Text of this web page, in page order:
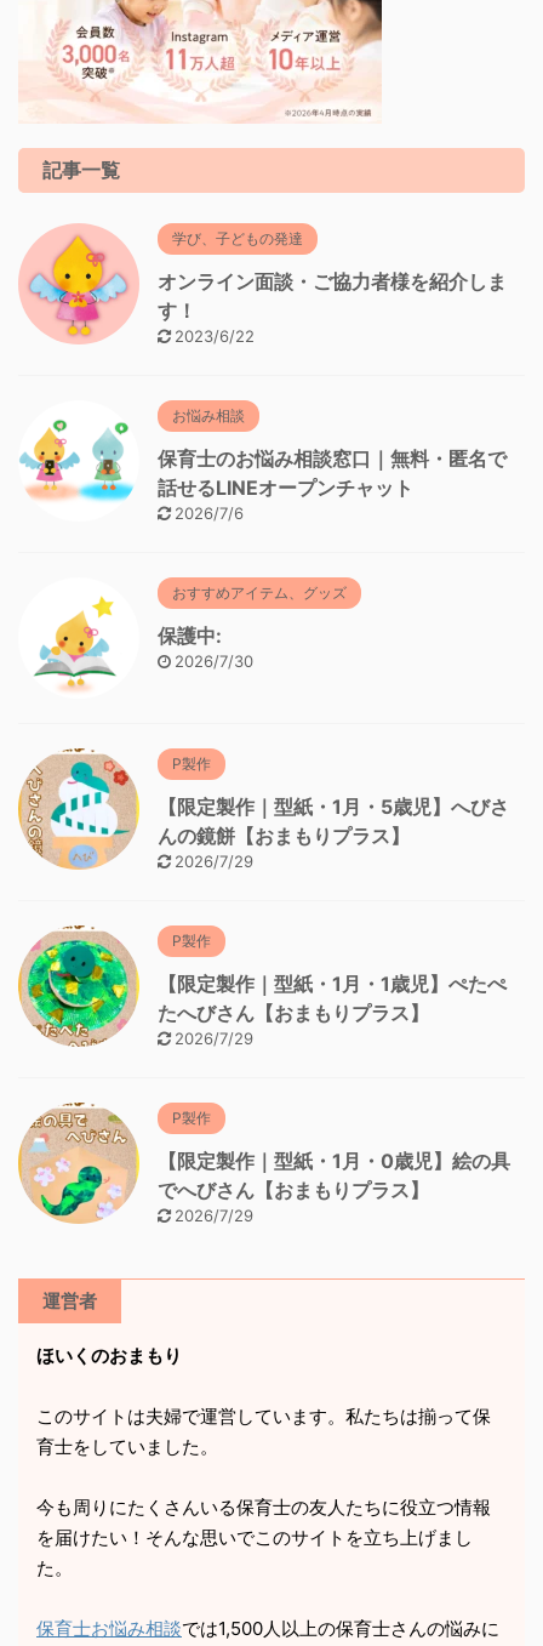
記事一覧
学び、子どもの発達
オンライン面談・ご協力者様を紹介しま
す！
2023/6/22
お悩み相談
保育士のお悩み相談窓口｜無料・匿名で
話せるLINEオープンチャット
2026/7/6
おすすめアイテム、グッズ
保護中:
2026/7/30
P製作
【限定製作｜型紙・1月・5歳児】へびさ
んの鏡餅【おまもりプラス】
2026/7/29
P製作
【限定製作｜型紙・1月・1歳児】ぺたぺ
たへびさん【おまもりプラス】
2026/7/29
P製作
【限定製作｜型紙・1月・0歳児】絵の具
でへびさん【おまもりプラス】
2026/7/29
運営者
ほいくのおまもり
このサイトは夫婦で運営しています。私たちは揃って保
育士をしていました。
今も周りにたくさんいる保育士の友人たちに役立つ情報
を届けたい！そんな思いでこのサイトを立ち上げまし
た。
保育士お悩み相談では1,500人以上の保育士さんの悩みに